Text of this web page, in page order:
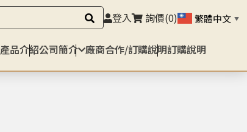
登入 詢價(0) 繁體中文 ▼
產品介紹公司簡介 廠商合作/訂購說明訂購說明